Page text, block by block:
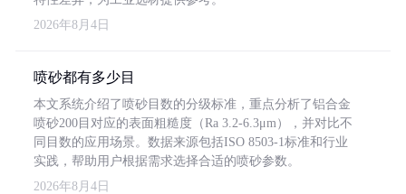
2026年8月4日
喷砂都有多少目
本文系统介绍了喷砂目数的分级标准，重点分析了铝合金
喷砂200目对应的表面粗糙度（Ra 3.2-6.3μm），并对比不
同目数的应用场景。数据来源包括ISO 8503-1标准和行业
实践，帮助用户根据需求选择合适的喷砂参数。
2026年8月4日